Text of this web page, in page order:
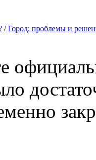
/Город: проблемы и